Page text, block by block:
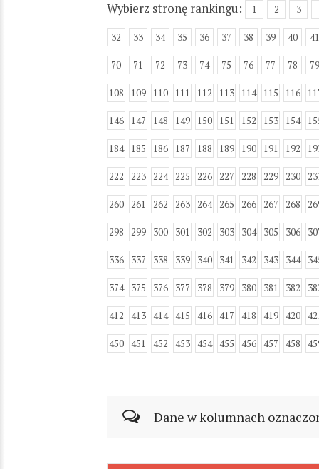
Wybierz stronę rankingu: 1 2 3
32 33 34 35 36 37 38 39 40 41
70 71 72 73 74 75 76 77 78 79
108 109 110 111 112 113 114 115 116
146 147 148 149 150 151 152 153 154
184 185 186 187 188 189 190 191 192
222 223 224 225 226 227 228 229 230
260 261 262 263 264 265 266 267 268
298 299 300 301 302 303 304 305 306
336 337 338 339 340 341 342 343 344
374 375 376 377 378 379 380 381 382
412 413 414 415 416 417 418 419 420
450 451 452 453 454 455 456 457 458
Dane w kolumnach